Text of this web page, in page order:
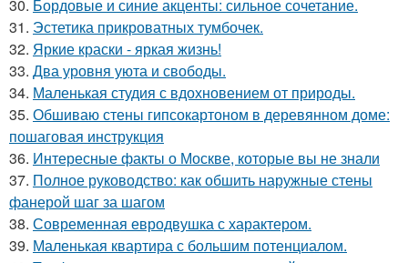
30. Бордовые и синие акценты: сильное сочетание.
31. Эстетика прикроватных тумбочек.
32. Яркие краски - яркая жизнь!
33. Два уровня уюта и свободы.
34. Маленькая студия с вдохновением от природы.
35. Обшиваю стены гипсокартоном в деревянном доме:
пошаговая инструкция
36. Интересные факты о Москве, которые вы не знали
37. Полное руководство: как обшить наружные стены
фанерой шаг за шагом
38. Современная евродвушка с характером.
39. Маленькая квартира с большим потенциалом.